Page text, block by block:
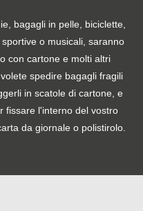
bagagli in pelle, biciclette,
o musicali, saranno
con cartone e molti altri
spedire bagagli fragili
in scatole di cartone, e
fissare l'interno del vostro
da giornale o polistirolo.